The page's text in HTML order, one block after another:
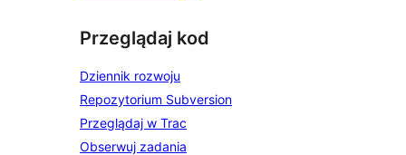
Przeglądaj kod
Dziennik rozwoju
Repozytorium Subversion
Przeglądaj w Trac
Obserwuj zadania